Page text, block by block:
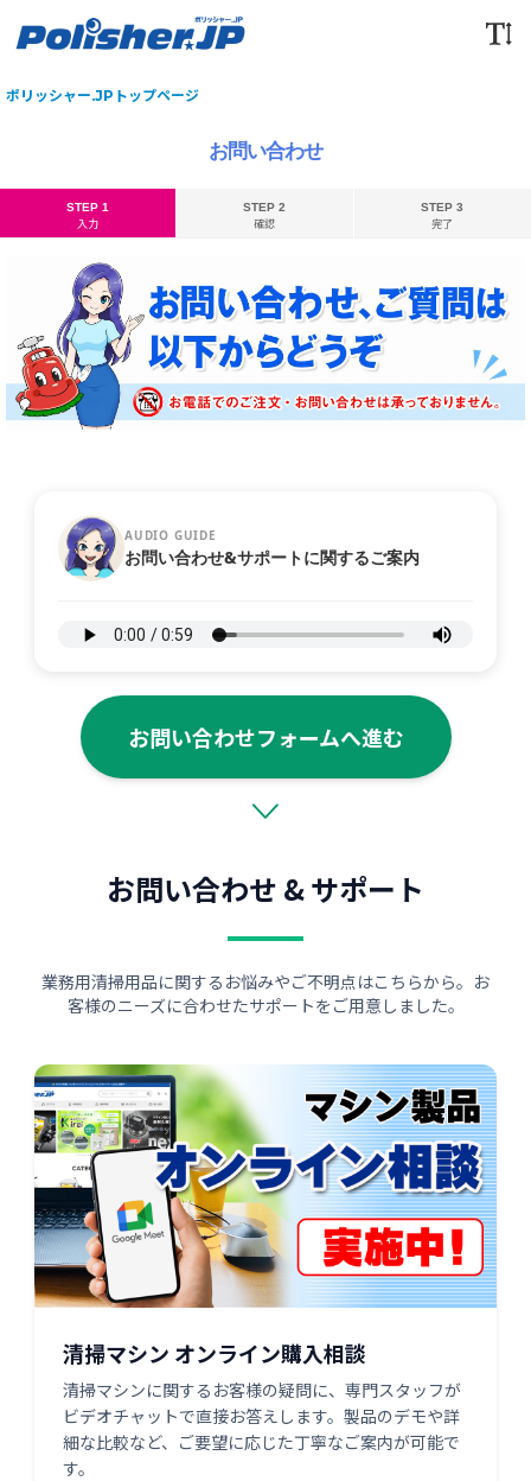
ポリッシャー.JPトップページ
お問い合わせ
STEP 1
入力
STEP 2
確認
STEP 3
完了
AUDIO GUIDE
お問い合わせ&サポートに関するご案内
お問い合わせフォームへ進む
お問い合わせ & サポート
業務用清掃用品に関するお悩みやご不明点はこちらから。お
客様のニーズに合わせたサポートをご用意しました。
清掃マシン オンライン購入相談
清掃マシンに関するお客様の疑問に、専門スタッフが
ビデオチャットで直接お答えします。製品のデモや詳
細な比較など、ご要望に応じた丁寧なご案内が可能で
す。